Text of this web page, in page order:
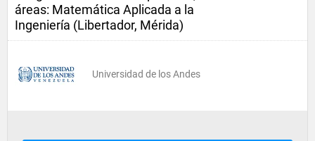
áreas: Matemática Aplicada a la
Ingeniería (Libertador, Mérida)
Universidad de los Andes